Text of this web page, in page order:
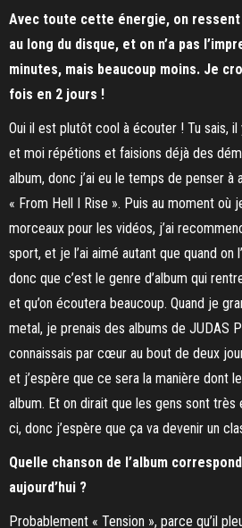
Avec toute cette énergie, on
au long du disque, et on n’a pas
minutes, mais beaucoup moins. Je
fois en 2 jours !
Oui il est plutôt cool à écouter ! Tu sais,
et moi répétions et faisions déjà des
album, donc j’ai eu le temps de penser
« From Hell I Rise ». Puis au moment où
morceaux pour les vidéos, j’ai
sport, et je l’ai aimé autant que quand on
donc que c’est le genre d’album qui
et qu’on écoutera beaucoup. Quand je
metal, je prenais des albums de JUDAS
connaissais par cœur au bout de deux
et j’espère que ce sera la manière dont
album. Et on dirait que les gens sont
ci, donc j’espère que ça va devenir un
Quelle chanson de l’album
aujourd’hui ?
Probablement « Tension », parce qu’il